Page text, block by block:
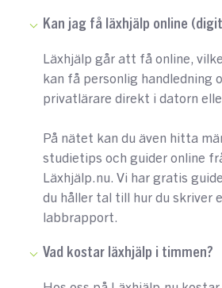
Kan jag få läxhjälp online
Läxhjälp går att få online,
kan få personlig handledning
privatlärare direkt i datorn
På nätet kan du även hitta
studietips och guider online
Läxhjälp.nu. Vi har gratis
du håller tal till hur du skriver
labbrapport.
Vad kostar läxhjälp i timmen?